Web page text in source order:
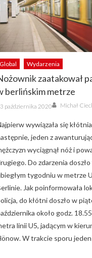
Global Wydarzenia
zaatakował
berlińskim metrze
października 2020 Author
Michał
wywiązała się
jeden z
wyciągnął nóż i
Do zdarzenia
tygodniu w metrze
Jak poinformowała
do kłótni doszło w
około godz.
linii U5, jadącym w
W trakcie sporu